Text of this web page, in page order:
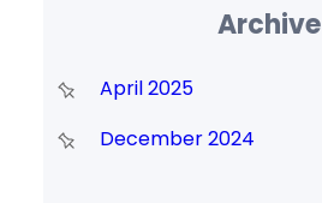
Archive
April 2025
December 2024